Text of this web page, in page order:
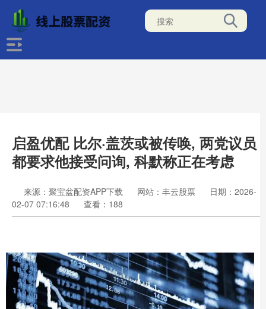
启盈优配 比尔·盖茨或被传唤, 两党议员
都要求他接受问询, 科默称正在考虑
来源：聚宝盆配资APP下载 网站：丰云股票
日期：2026-
02-07 07:16:48
查看：188